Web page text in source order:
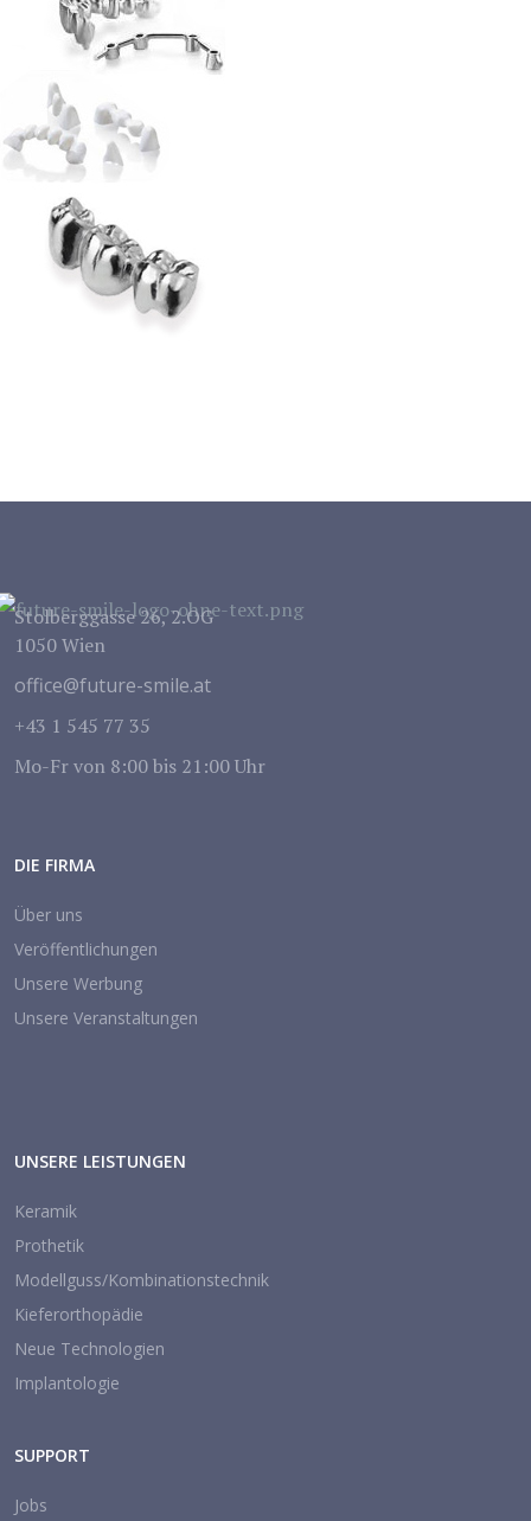
Stolberggasse 26, 2.OG
1050 Wien
office@future-smile.at
+43 1 545 77 35
Mo-Fr von 8:00 bis 21:00 Uhr
DIE FIRMA
Über uns
Veröffentlichungen
Unsere Werbung
Unsere Veranstaltungen
UNSERE LEISTUNGEN
Keramik
Prothetik
Modellguss/Kombinationstechnik
Kieferorthopädie
Neue Technologien
Implantologie
SUPPORT
Jobs